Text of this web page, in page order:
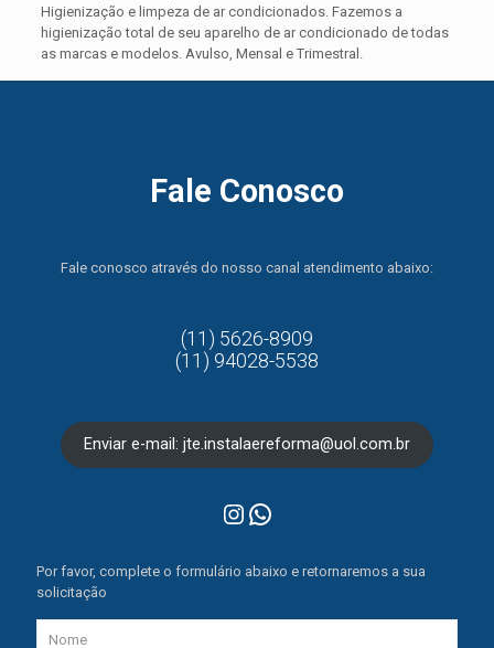
Higienização e limpeza de ar condicionados. Fazemos a
higienização total de seu aparelho de ar condicionado de todas
as marcas e modelos. Avulso, Mensal e Trimestral.
Fale Conosco
Fale conosco através do nosso canal atendimento abaixo:
(11) 5626-8909
(11) 94028-5538
Enviar e-mail: jte.instalaereforma@uol.com.br
Instagram
WhatsApp
Por favor, complete o formulário abaixo e retornaremos a sua
solicitação